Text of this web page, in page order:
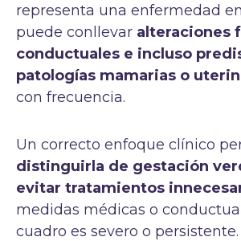
representa una enfermedad
puede conllevar alteraciones
conductuales e incluso
patologías mamarias o
con frecuencia.
Un correcto enfoque clínico
distinguirla de gestación
evitar tratamientos
medidas médicas o
cuadro es severo o persistente.